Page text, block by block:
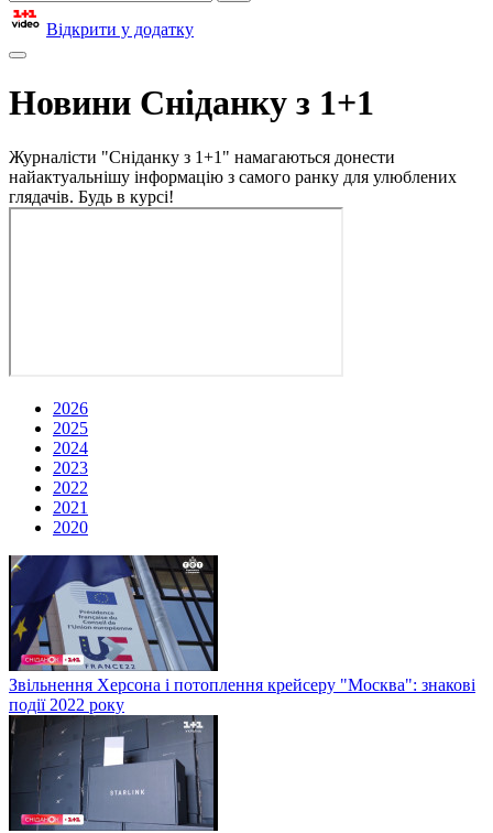
Відкрити у додатку
Новини Сніданку з 1+1
Журналісти "Сніданку з 1+1" намагаються донести
найактуальнішу інформацію з самого ранку для улюблених
глядачів. Будь в курсі!
2026
2025
2024
2023
2022
2021
2020
Звільнення Херсона і потоплення крейсеру "Москва": знакові
події 2022 року